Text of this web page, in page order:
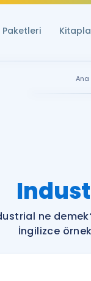
Paketleri
Ana
ne
İngilizce